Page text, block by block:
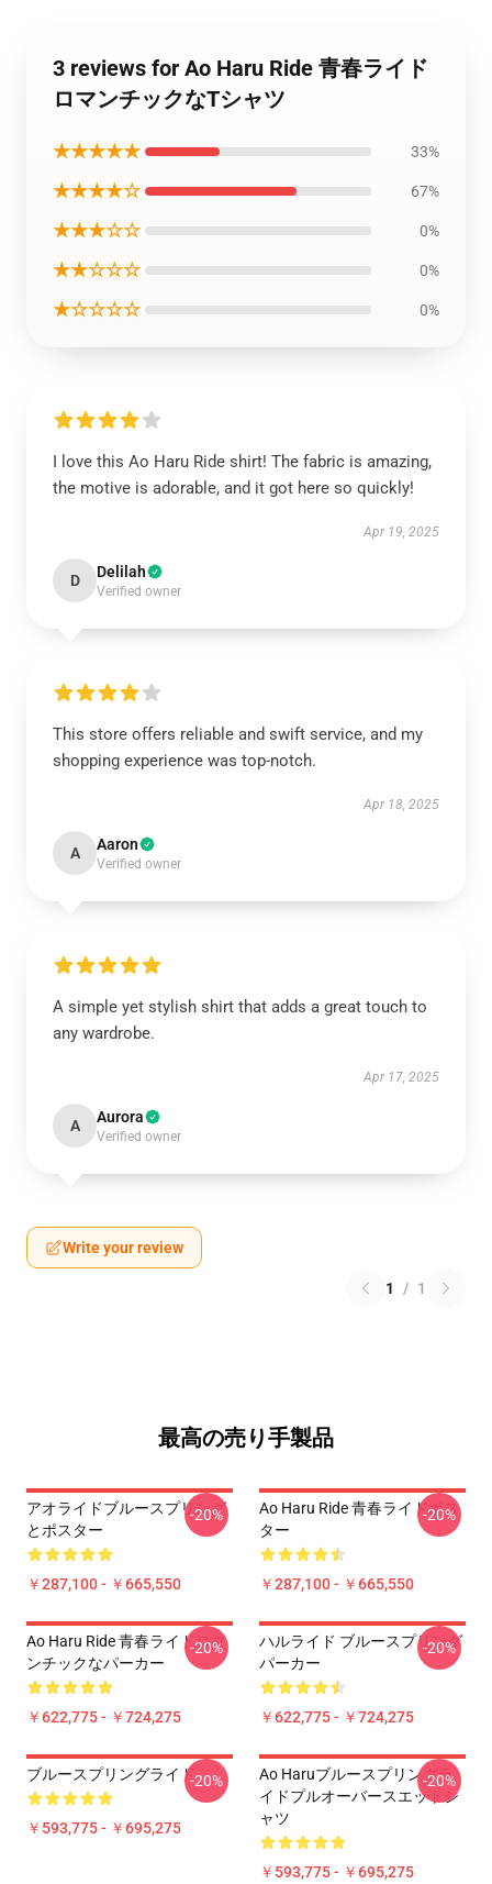
3 reviews for Ao Haru Ride 青春ライド
ロマンチックなTシャツ
★★★★★ 33%
★★★★☆ 67%
★★★☆☆ 0%
★★☆☆☆ 0%
★☆☆☆☆ 0%
I love this Ao Haru Ride shirt! The fabric is amazing,
the motive is adorable, and it got here so quickly!
Apr 19, 2025
D Delilah
Verified owner
This store offers reliable and swift service, and my
shopping experience was top-notch.
Apr 18, 2025
A Aaron
Verified owner
A simple yet stylish shirt that adds a great touch to
any wardrobe.
Apr 17, 2025
A Aurora
Verified owner
Write your review
1 / 1
最高の売り手製品
アオライドブルースプリング
とポスター
￥287,100 - ￥665,550
-20%
Ao Haru Ride 青春ライドポス
ター
￥287,100 - ￥665,550
-20%
Ao Haru Ride 青春ライドロマ
ンチックなパーカー
￥622,775 - ￥724,275
-20%
ハルライド ブルースプリング
パーカー
￥622,775 - ￥724,275
-20%
ブルースプリングライド
￥593,775 - ￥695,275
-20%
Ao Haruブルースプリングラ
イドプルオーバースエットシ
ャツ
￥593,775 - ￥695,275
-20%